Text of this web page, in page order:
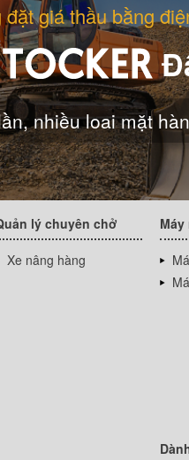
đặt giá thầu bằng
nhiều loai mặt
lý chuyên chở
Xe nâng hàng